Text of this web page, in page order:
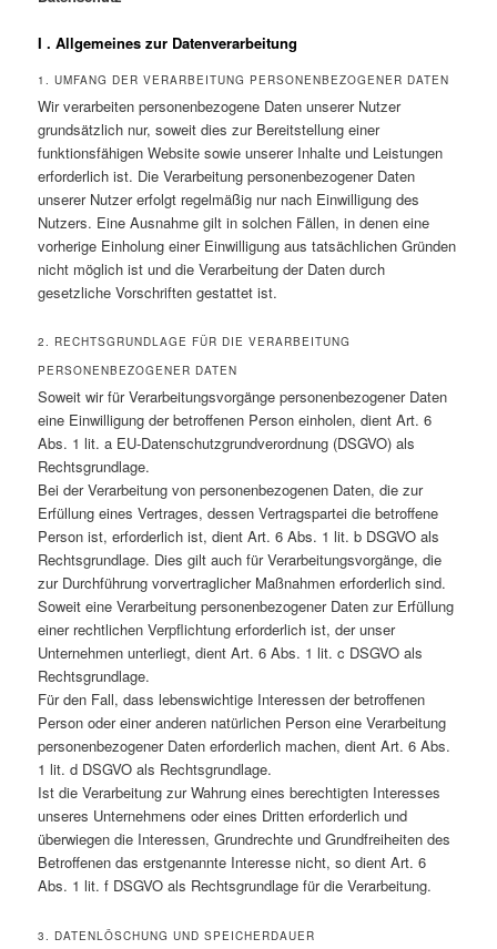
I . Allgemeines zur Datenverarbeitung
1. UMFANG DER VERARBEITUNG PERSONENBEZOGENER DATEN
Wir verarbeiten personenbezogene Daten unserer Nutzer
grundsätzlich nur, soweit dies zur Bereitstellung einer
funktionsfähigen Website sowie unserer Inhalte und Leistungen
erforderlich ist. Die Verarbeitung personenbezogener Daten
unserer Nutzer erfolgt regelmäßig nur nach Einwilligung des
Nutzers. Eine Ausnahme gilt in solchen Fällen, in denen eine
vorherige Einholung einer Einwilligung aus tatsächlichen Gründen
nicht möglich ist und die Verarbeitung der Daten durch
gesetzliche Vorschriften gestattet ist.
2. RECHTSGRUNDLAGE FÜR DIE VERARBEITUNG
PERSONENBEZOGENER DATEN
Soweit wir für Verarbeitungsvorgänge personenbezogener Daten
eine Einwilligung der betroffenen Person einholen, dient Art. 6
Abs. 1 lit. a EU-Datenschutzgrundverordnung (DSGVO) als
Rechtsgrundlage.
Bei der Verarbeitung von personenbezogenen Daten, die zur
Erfüllung eines Vertrages, dessen Vertragspartei die betroffene
Person ist, erforderlich ist, dient Art. 6 Abs. 1 lit. b DSGVO als
Rechtsgrundlage. Dies gilt auch für Verarbeitungsvorgänge, die
zur Durchführung vorvertraglicher Maßnahmen erforderlich sind.
Soweit eine Verarbeitung personenbezogener Daten zur Erfüllung
einer rechtlichen Verpflichtung erforderlich ist, der unser
Unternehmen unterliegt, dient Art. 6 Abs. 1 lit. c DSGVO als
Rechtsgrundlage.
Für den Fall, dass lebenswichtige Interessen der betroffenen
Person oder einer anderen natürlichen Person eine Verarbeitung
personenbezogener Daten erforderlich machen, dient Art. 6 Abs.
1 lit. d DSGVO als Rechtsgrundlage.
Ist die Verarbeitung zur Wahrung eines berechtigten Interesses
unseres Unternehmens oder eines Dritten erforderlich und
überwiegen die Interessen, Grundrechte und Grundfreiheiten des
Betroffenen das erstgenannte Interesse nicht, so dient Art. 6
Abs. 1 lit. f DSGVO als Rechtsgrundlage für die Verarbeitung.
3. DATENLÖSCHUNG UND SPEICHERDAUER